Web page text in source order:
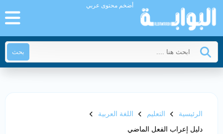
أضخم محتوى عربي
بحث
الرئيسية التعليم
اللغة العربية
دليل إعراب الفعل الماضي